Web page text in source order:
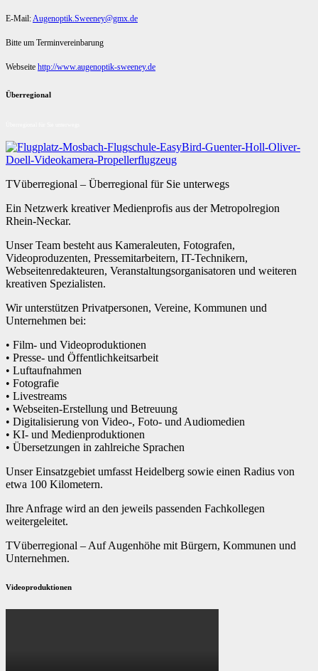
E-Mail:Augenoptik.Sweeney@gmx.de
Bitte um Terminvereinbarung
Webseite http://www.augenoptik-sweeney.de
Überregional
TVüberregional – Überregional für Sie unterwegs
Ein Netzwerk kreativer Medienprofis aus der Metropolregion
Rhein-Neckar.
Unser Team besteht aus Kameraleuten, Fotografen,
Videoproduzenten, Pressemitarbeitern, IT-Technikern,
Webseitenredakteuren, Veranstaltungsorganisatoren und weiteren
kreativen Spezialisten.
Wir unterstützen Privatpersonen, Vereine, Kommunen und
Unternehmen bei:
• Film- und Videoproduktionen
• Presse- und Öffentlichkeitsarbeit
• Luftaufnahmen
• Fotografie
• Livestreams
• Webseiten-Erstellung und Betreuung
• Digitalisierung von Video-, Foto- und Audiomedien
• KI- und Medienproduktionen
• Übersetzungen in zahlreiche Sprachen
Unser Einsatzgebiet umfasst Heidelberg sowie einen Radius von
etwa 100 Kilometern.
Ihre Anfrage wird an den jeweils passenden Fachkollegen
weitergeleitet.
TVüberregional – Auf Augenhöhe mit Bürgern, Kommunen und
Unternehmen.
Videoproduktionen